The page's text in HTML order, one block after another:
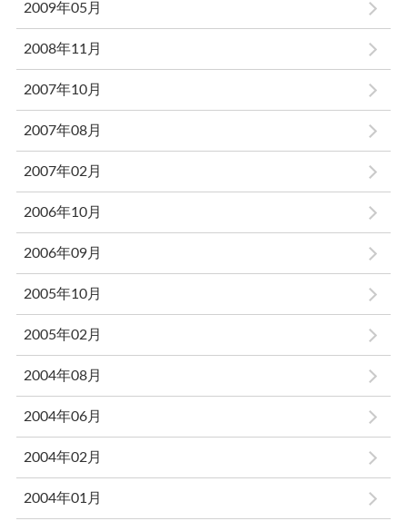
2009年05月
2008年11月
2007年10月
2007年08月
2007年02月
2006年10月
2006年09月
2005年10月
2005年02月
2004年08月
2004年06月
2004年02月
2004年01月